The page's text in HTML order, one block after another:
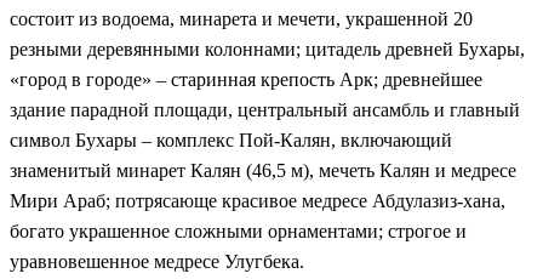
состоит из водоема, минарета и мечети, украшенной 20
резными деревянными колоннами; цитадель древней Бухары,
«город в городе» – старинная крепость Арк; древнейшее
здание парадной площади, центральный ансамбль и главный
символ Бухары – комплекс Пой-Калян, включающий
знаменитый минарет Калян (46,5 м), мечеть Калян и медресе
Мири Араб; потрясающе красивое медресе Абдулазиз-хана,
богато украшенное сложными орнаментами; строгое и
уравновешенное медресе Улугбека.